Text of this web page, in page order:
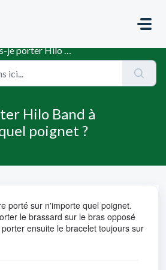
Hilo Band à n’importe quel poignet ?
Hilo Band à
poignet ?
porté sur n'importe quel poignet.
le brassard sur le bras opposé
ensuite le bracelet toujours sur